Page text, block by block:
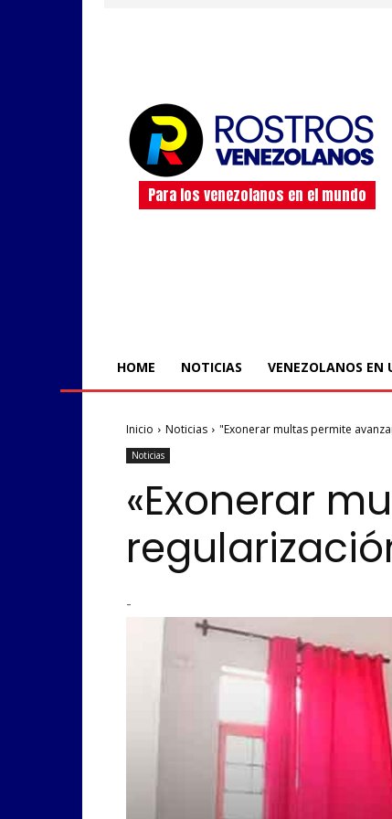
Para los venezolanos en el mundo
HOME NOTICIAS VENEZOLANOS EN
Inicio Noticias "Exonerar multas permite
Noticias
«Exonerar
-